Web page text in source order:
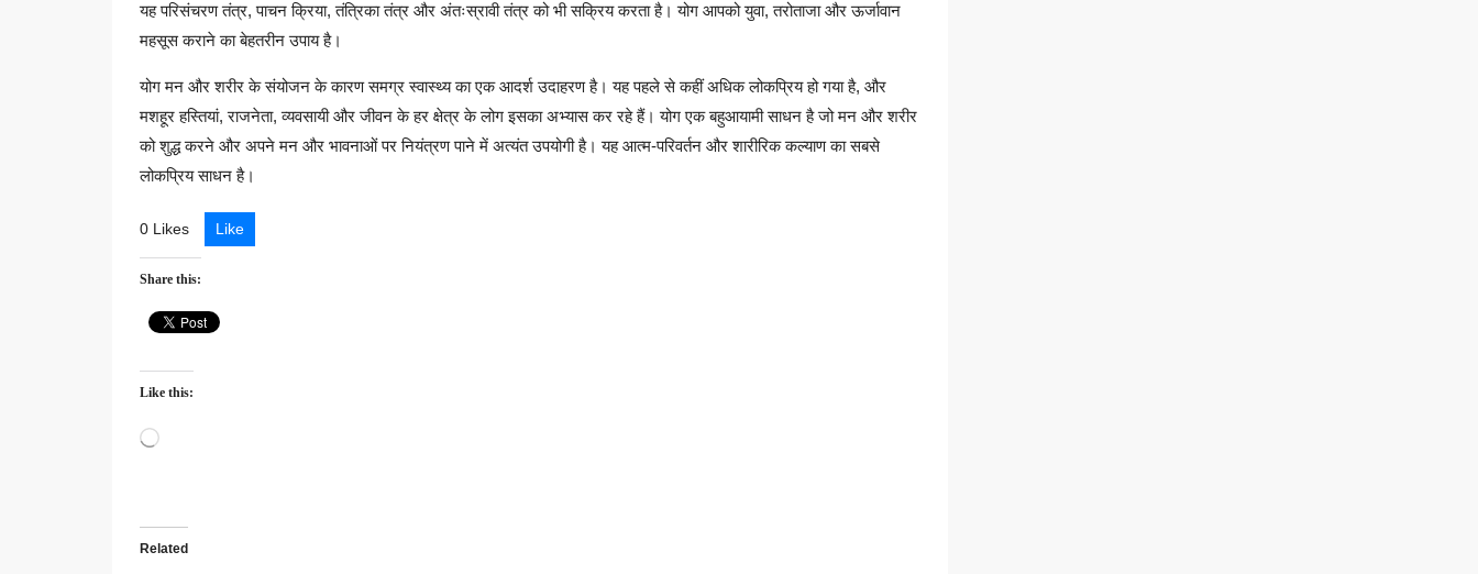
यह परिसंचरण तंत्र, पाचन क्रिया, तंत्रिका तंत्र और अंतःस्रावी तंत्र को भी सक्रिय करता है। योग आपको युवा, तरोताजा और ऊर्जावान
महसूस कराने का बेहतरीन उपाय है।
योग मन और शरीर के संयोजन के कारण समग्र स्वास्थ्य का एक आदर्श उदाहरण है। यह पहले से कहीं अधिक लोकप्रिय हो गया है, और
मशहूर हस्तियां, राजनेता, व्यवसायी और जीवन के हर क्षेत्र के लोग इसका अभ्यास कर रहे हैं। योग एक बहुआयामी साधन है जो मन और शरीर
को शुद्ध करने और अपने मन और भावनाओं पर नियंत्रण पाने में अत्यंत उपयोगी है। यह आत्म-परिवर्तन और शारीरिक कल्याण का सबसे
लोकप्रिय साधन है।
0 Likes Like
Share this:
Like this:
Loading…
Related